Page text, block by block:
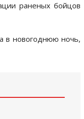
раненых бойцов
в новогоднюю ночь,